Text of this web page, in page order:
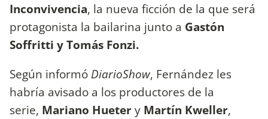
Inconvivencia, la nueva ficción de la que será
protagonista la bailarina junto a Gastón
Soffritti y Tomás Fonzi.
Según informó DiarioShow, Fernández les
habría avisado a los productores de la
serie, Mariano Huetery Martín Kweller,